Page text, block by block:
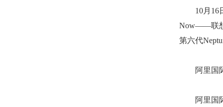
10月16日
Now——联想
第六代
阿里国际
阿里国际